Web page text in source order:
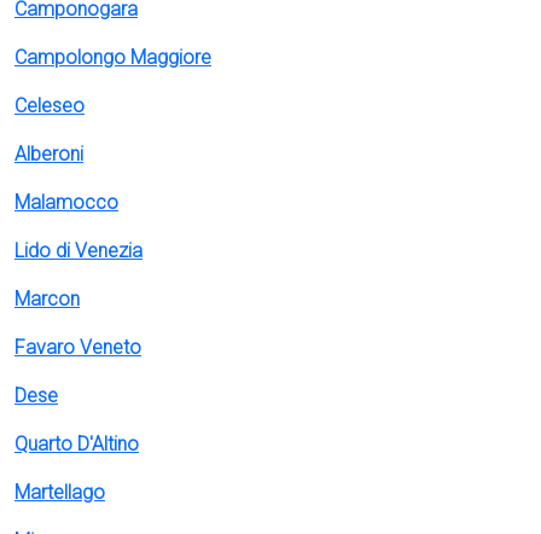
Camponogara
Campolongo Maggiore
Celeseo
Alberoni
Malamocco
Lido di Venezia
Marcon
Favaro Veneto
Dese
Quarto D'Altino
Martellago